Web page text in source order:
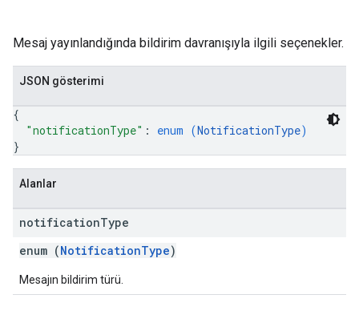
Mesaj yayınlandığında bildirim davranışıyla ilgili seçenekler.
JSON gösterimi
{
"notificationType" : enum (NotificationType)
}
Alanlar
notificationType
enum (NotificationType)
Mesajın bildirim türü.